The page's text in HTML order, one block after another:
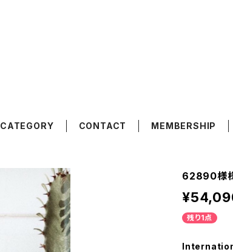
CATEGORY CONTACT MEMBERSHIP
62890様
残り1点